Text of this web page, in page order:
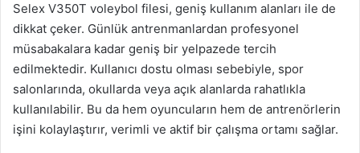
Selex V350T voleybol filesi, geniş kullanım alanları ile de
dikkat çeker. Günlük antrenmanlardan profesyonel
müsabakalara kadar geniş bir yelpazede tercih
edilmektedir. Kullanıcı dostu olması sebebiyle, spor
salonlarında, okullarda veya açık alanlarda rahatlıkla
kullanılabilir. Bu da hem oyuncuların hem de antrenörlerin
işini kolaylaştırır, verimli ve aktif bir çalışma ortamı sağlar.